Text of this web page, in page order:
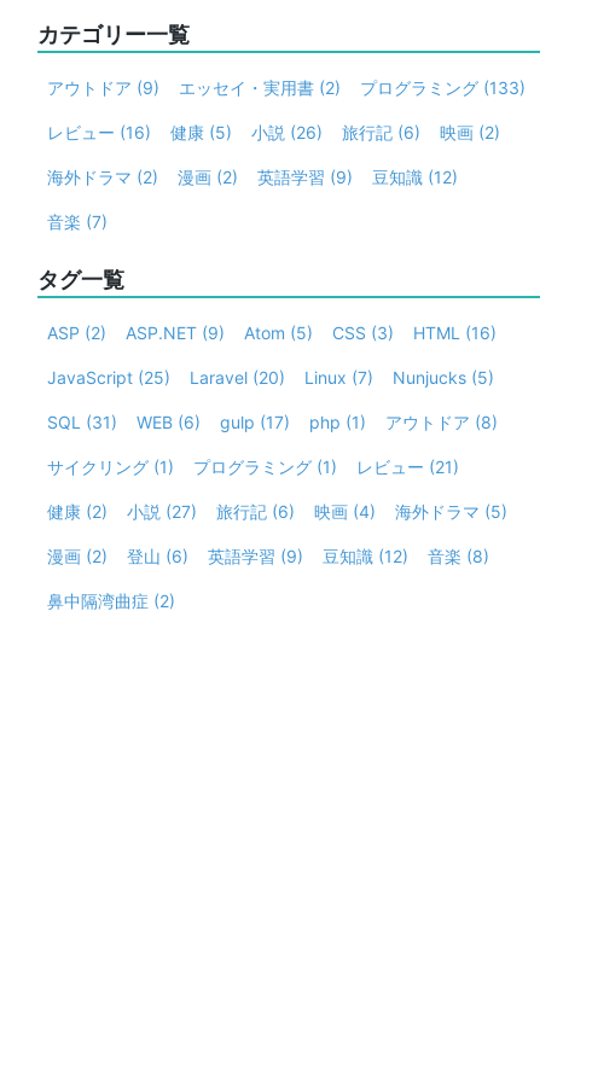
カテゴリー一覧
アウトドア (9) エッセイ・実用書 (2) プログラミング (133)
レビュー (16) 健康 (5) 小説 (26) 旅行記 (6) 映画 (2)
海外ドラマ (2) 漫画 (2) 英語学習 (9) 豆知識 (12)
音楽 (7)
タグ一覧
ASP (2) ASP.NET (9) Atom (5) CSS (3) HTML (16)
JavaScript (25) Laravel (20) Linux (7) Nunjucks (5)
SQL (31) WEB (6) gulp (17) php (1) アウトドア (8)
サイクリング (1) プログラミング (1) レビュー (21)
健康 (2) 小説 (27) 旅行記 (6) 映画 (4) 海外ドラマ (5)
漫画 (2) 登山 (6) 英語学習 (9) 豆知識 (12) 音楽 (8)
鼻中隔湾曲症 (2)